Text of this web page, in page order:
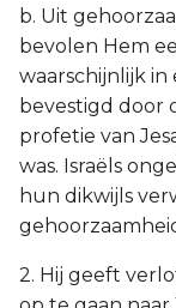
b. Uit
bevolen Hem
waarschijnlijk
bevestigd door
profetie van
was. Israëls
hun dikwijls
2. Hij geeft